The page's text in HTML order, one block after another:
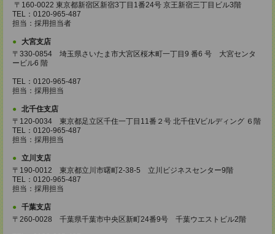
〒160-0022 東京都新宿区新宿3丁目1番24号 京王新宿三丁目ビル3階
TEL：0120-965-487
担当：採用担当者
大宮支店
〒330-0854 埼玉県さいたま市大宮区桜木町一丁目9 番6 号 大宮センタ
ービル6 階
TEL：0120-965-487
担当：採用担当
北千住支店
〒120-0034 東京都足立区千住一丁目11番２号 北千住Vビルディング ６階
TEL：0120-965-487
担当：採用担当
立川支店
〒190-0012 東京都立川市曙町2-38-5 立川ビジネスセンター9階
TEL：0120-965-487
担当：採用担当
千葉支店
〒260-0028 千葉県千葉市中央区新町24番9号 千葉ウエストビル2階